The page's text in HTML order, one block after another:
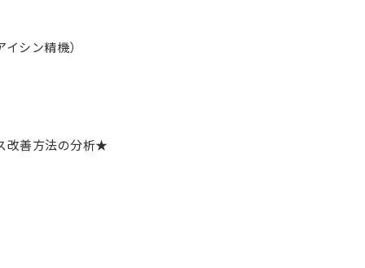
シン精機）
改善方法の分析★